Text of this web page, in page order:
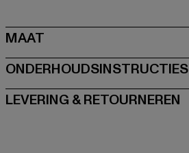
MAAT
ONDERHOUDSINSTRUCTIES
LEVERING & RETOURNEREN